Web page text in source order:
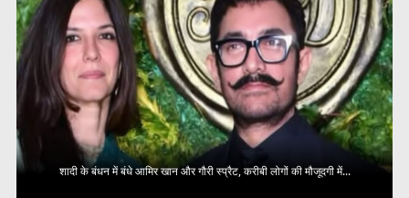
शादी के बंधन में बंधे आमिर खान और गौरी स्प्रैट, करीबी लोगों की मौजूदगी में...